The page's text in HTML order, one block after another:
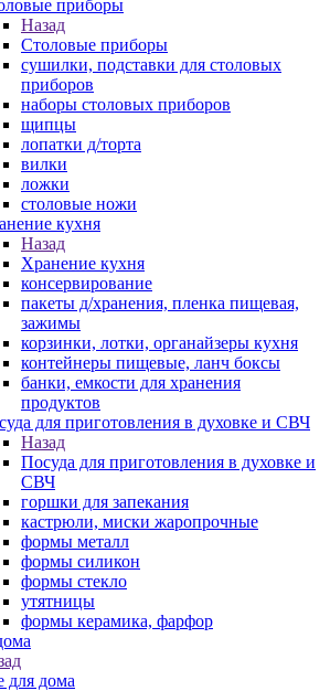
приборы
Назад
Столовые приборы
сушилки, подставки для столовых
приборов
наборы столовых приборов
щипцы
лопатки д/торта
вилки
ложки
столовые ножи
кухня
Назад
Хранение кухня
консервирование
пакеты д/хранения, пленка пищевая,
зажимы
корзинки, лотки, органайзеры кухня
контейнеры пищевые, ланч боксы
банки, емкости для хранения
продуктов
для приготовления в духовке и СВЧ
Назад
Посуда для приготовления в духовке и
СВЧ
горшки для запекания
кастрюли, миски жаропрочные
формы металл
формы силикон
формы стекло
утятницы
формы керамика, фарфор
для дома